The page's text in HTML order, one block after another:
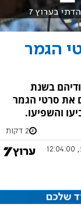
הגמר
בשנת
את סרטי הגמר
2 דקות